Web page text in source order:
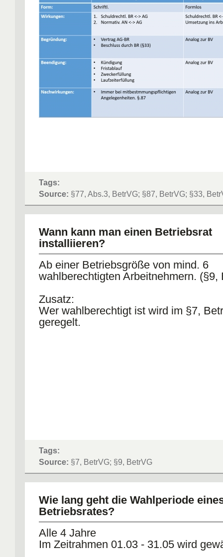
Tags:
Source: §77, Abs.3, BetrVG; §87, BetrVG; §33,
Wann kann man einen Betriebsrat
installiieren?
Ab einer Betriebsgröße von mind. 6
wahlberechtigten Arbeitnehmern. (§9,
Zusatz:
Wer wahlberechtigt ist wird im §7,
geregelt.
Tags:
Source: §7, BetrVG; §9, BetrVG
Wie lang geht die Wahlperiode
Betriebsrates?
Alle 4 Jahre
Im Zeitrahmen 01.03 - 31.05 wird